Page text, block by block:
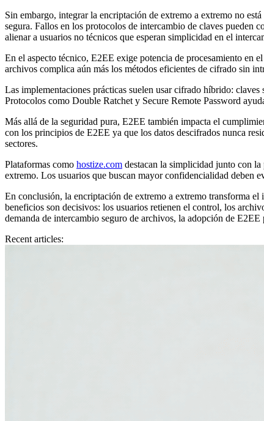
Sin embargo, integrar la encriptación de extremo a extremo no
segura. Fallos en los protocolos de intercambio de claves pueden
alienar a usuarios no técnicos que esperan simplicidad en el
En el aspecto técnico, E2EE exige potencia de procesamiento en
archivos complica aún más los métodos eficientes de cifrado sin
Las implementaciones prácticas suelen usar cifrado híbrido:
Protocolos como Double Ratchet y Secure Remote Password
Más allá de la seguridad pura, E2EE también impacta el
con los principios de E2EE ya que los datos descifrados nunca
sectores.
Plataformas como hostize.com destacan la simplicidad junto con
extremo. Los usuarios que buscan mayor confidencialidad deben
En conclusión, la encriptación de extremo a extremo transforma
beneficios son decisivos: los usuarios retienen el control, los
demanda de intercambio seguro de archivos, la adopción de
Recent articles: